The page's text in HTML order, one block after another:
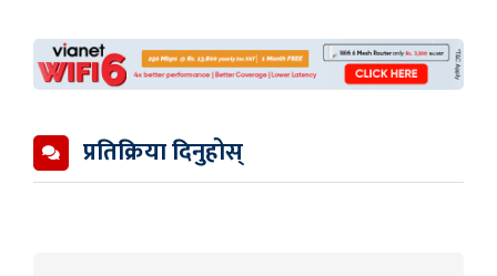
प्रतिक्रिया दिनुहोस्